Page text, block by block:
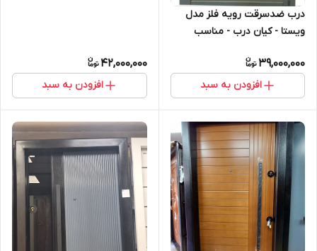
درب ضدسرقت رویه فلز مدل
ویستا - کیان درب - مناسب
39,000,000
افزودن به سبد
42,000,000
افزودن به سبد